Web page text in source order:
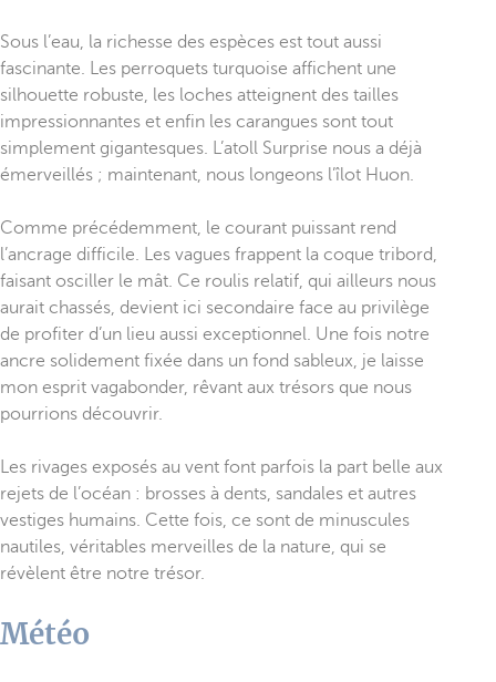
Sous l’eau, la richesse des espèces est tout aussi
fascinante. Les perroquets turquoise affichent une
silhouette robuste, les loches atteignent des tailles
impressionnantes et enfin les carangues sont tout
simplement gigantesques. L’atoll Surprise nous a déjà
émerveillés ; maintenant, nous longeons l’îlot Huon.
Comme précédemment, le courant puissant rend
l’ancrage difficile. Les vagues frappent la coque tribord,
faisant osciller le mât. Ce roulis relatif, qui ailleurs nous
aurait chassés, devient ici secondaire face au privilège
de profiter d’un lieu aussi exceptionnel. Une fois notre
ancre solidement fixée dans un fond sableux, je laisse
mon esprit vagabonder, rêvant aux trésors que nous
pourrions découvrir.
Les rivages exposés au vent font parfois la part belle aux
rejets de l’océan : brosses à dents, sandales et autres
vestiges humains. Cette fois, ce sont de minuscules
nautiles, véritables merveilles de la nature, qui se
révèlent être notre trésor.
Météo